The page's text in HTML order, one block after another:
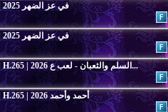
WEB-DL 1080p | 2025 في عز الضهر
WEB-DL 1080p | 2025 في عز الضهر
WEB-DL 1080p | H.265 | 2026 السلم والثعبان - لعب ع...
WEB-DL 1080p | H.265 | 2026 أحمد وأحمد